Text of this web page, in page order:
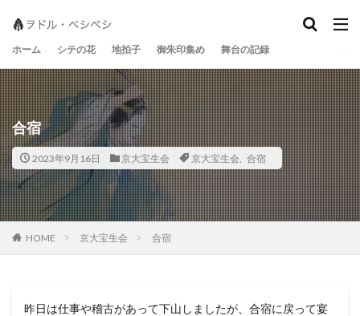
ホーム シテの花 地拍子 御朱印集め 舞台の記録
合宿
2023年9月16日 京大宝生会 京大宝生会, 合宿
HOME 京大宝生会 合宿
昨日は仕事や稽古があって下山しましたが、合宿に戻って宴
地拍子 シテの花 宝生流